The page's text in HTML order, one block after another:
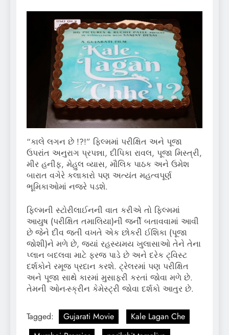
“કાલે લગન છે !?!” ફિલ્મમાં પરીક્ષિત અને પૂજા
ઉપરાંત અનુરાગ પ્રપન્ના, દીપિકા રાવલ, પૂજા મિસ્ત્રી,
મીર હનીફ, મેહુલ વ્યાસ, મૌલિક પાઠક અને ઉમેશ
બારાત વગેરે કલાકારો પણ અત્યંત મહત્વપૂર્ણ
ભૂમિકાઓમાં નજરે પડશે.
ફિલ્મની સ્ટોરીલાઈનની વાત કરીએ તો ફિલ્મમાં
આયુષ (પરીક્ષિત તમાલિયા)ની જર્ની બતાવવામાં આવી
છે જેને દીવ જતી વખતે એક છોકરી ઈશિકા (પૂજા
જોશી)ને મળે છે, જ્યાં રહસ્યમય ખુલાસાઓ તેને તેના
પ્લાન બદલવા માટે ફરજ પાડે છે અને દરેક ટ્વિસ્ટ
દર્શકોને રમૂજ પ્રદાન કરશે. ટ્રેલરમાં પણ પરીક્ષિત
અને પૂજા સાથે કારમાં મુસાફરી કરતાં જોવા મળે છે.
તેમની ઓન-સ્ક્રીન કેમેસ્ટ્રી જોવા દર્શકો આતુર છે.
Tagged: Gujarati Movie
Kale Lagan Che